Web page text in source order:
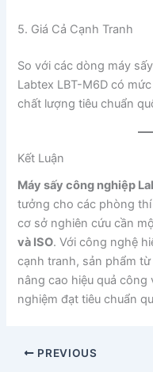
5. Giá Cả Cạnh Tranh
So với các dòng máy
Labtex LBT-M6D có
chất lượng tiêu chuẩn
Kết Luận
Máy sấy công nghiệp
tưởng cho các phòng
cơ sở nghiên cứu cần
và ISO. Với công nghệ
cạnh tranh, sản phẩm từ
nâng cao hiệu quả
nghiệm đạt tiêu chuẩn
PREVIOUS